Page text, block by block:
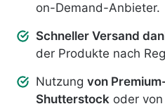
on-Demand-Anbieter.
Schneller Versand
der Produkte nach
Nutzung von
Shutterstock oder von